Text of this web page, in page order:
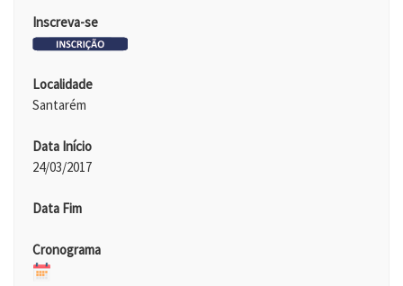
Inscreva-se
Localidade
Santarém
Data Início
24/03/2017
Data Fim
Cronograma